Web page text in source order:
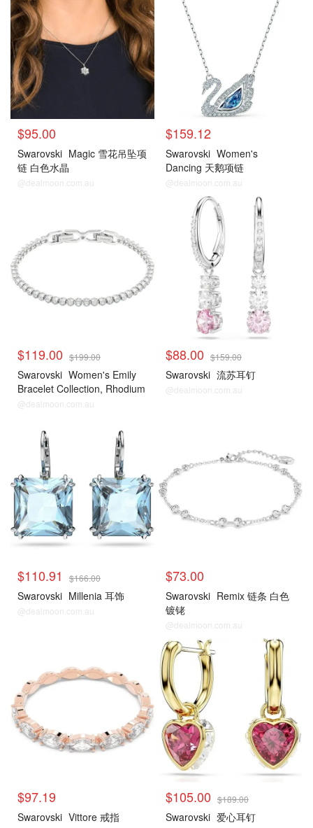
$95.00
Swarovski Magic 雪花吊坠项
链 白色水晶
@dealmoon.com.au
$159.12
Swarovski Women's
Dancing 天鹅项链
@dealmoon.com.au
$119.00 $199.00
Swarovski Women's Emily
Bracelet Collection, Rhodium
Finish, Blue Crystals, Clear
@dealmoon.com.au
$88.00 $159.00
Swarovski 流苏耳钉
@dealmoon.com.au
$110.91 $166.00
Swarovski Millenia 耳饰
@dealmoon.com.au
$73.00
Swarovski Remix 链条 白色
镀铑
@dealmoon.com.au
$97.19
Swarovski Vittore 戒指
$105.00 $189.00
Swarovski 爱心耳钉